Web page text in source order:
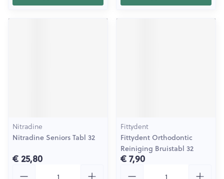
Nitradine
Nitradine Seniors Tabl 32
€ 25,80
Fittydent
Fittydent Orthodontic
Reiniging Bruistabl 32
€ 7,90